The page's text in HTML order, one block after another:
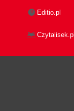
Editio.pl
Czytalisek.pl